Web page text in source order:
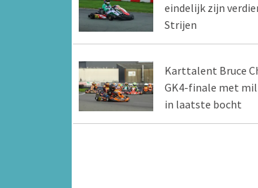
eindelijk zijn
Strijen
Karttalent Bruce
GK4-finale met
in laatste bocht